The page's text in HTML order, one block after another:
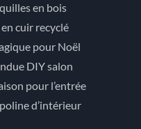
en bois
cuir recyclé
pour Noël
DIY salon
pour l’entrée
d’intérieur